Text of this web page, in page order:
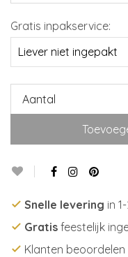
Gratis inpakservice:
Aantal
Snelle levering in
Gratis feestelijk
Klanten